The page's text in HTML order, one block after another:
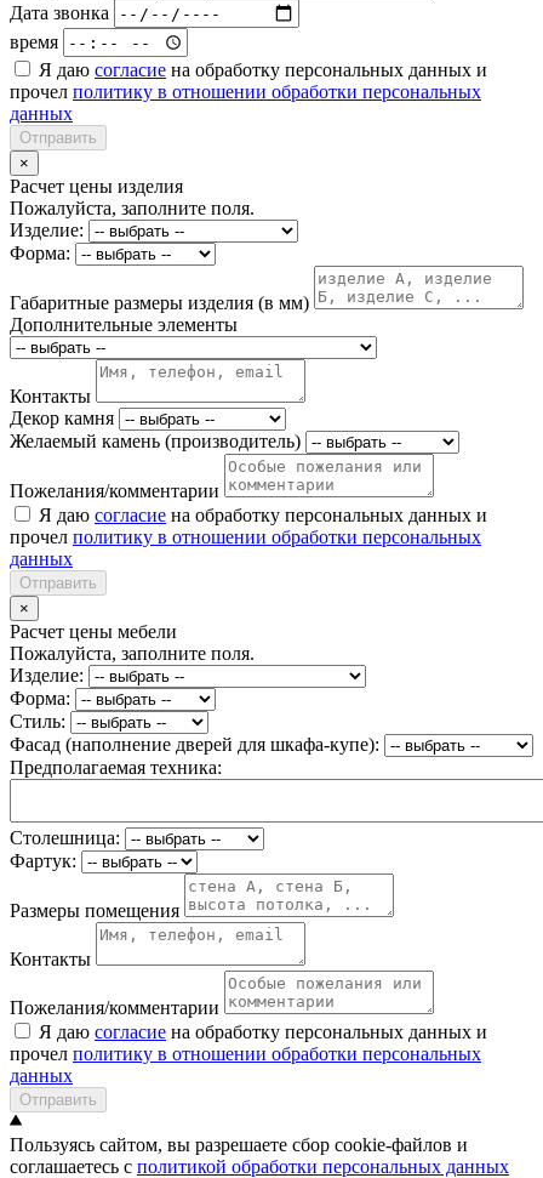
Дата звонка
время
Я даю согласие на обработку персональных данных и
прочел политику в отношении обработки персональных
данных
Отправить
×
Расчет цены изделия
Пожалуйста, заполните поля.
Изделие:
Форма:
Габаритные размеры изделия (в мм)
Дополнительные элементы
Контакты
Декор камня
Желаемый камень (производитель)
Пожелания/комментарии
Я даю согласие на обработку персональных данных и
прочел политику в отношении обработки персональных
данных
Отправить
×
Расчет цены мебели
Пожалуйста, заполните поля.
Изделие:
Форма:
Стиль:
Фасад (наполнение дверей для шкафа-купе):
Предполагаемая техника:
Столешница:
Фартук:
Размеры помещения
Контакты
Пожелания/комментарии
Я даю согласие на обработку персональных данных и
прочел политику в отношении обработки персональных
данных
Отправить
Пользуясь сайтом, вы разрешаете сбор cookie-файлов и
соглашаетесь с политикой обработки персональных данных